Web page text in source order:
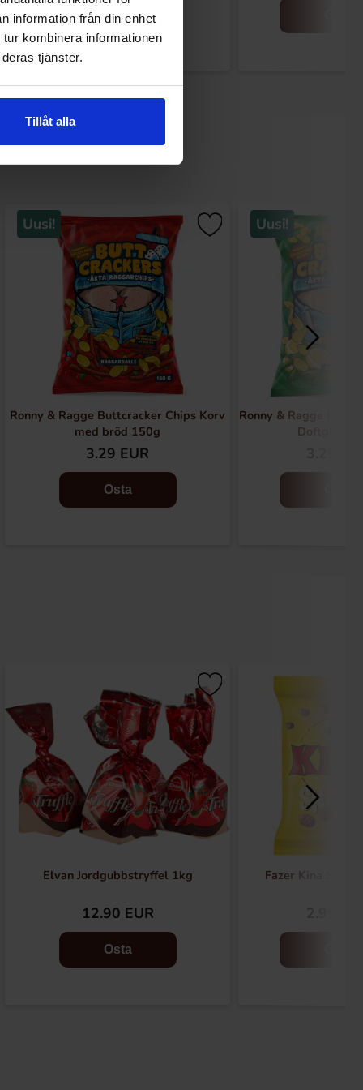
information från din enhet
kombinera informationen
tjänster.
Tillåt alla
Osta
Uusi!
Ronny & Ragge Buttcracker Chips Korv
med bröd 150g
3.29 EUR
Osta
Uusi!
Ronny & Ragge Butt
Doftgran
Elvan Jordgubbstryffel 1kg
12.90 EUR
Osta
Fazer Kina